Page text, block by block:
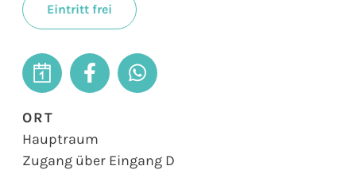
Eintritt frei
ORT
Hauptraum
Zugang über Eingang D